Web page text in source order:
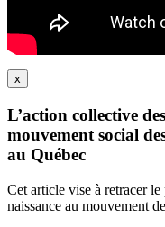
x
L’action collective
mouvement social
au Québec
Cet article vise à retracer
naissance au mouvement